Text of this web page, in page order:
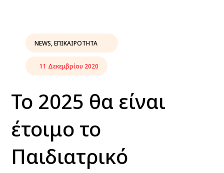
NEWS,ΕΠΙΚΑΙΡΟΤΗΤΑ
11 Δεκεμβρίου 2020
Το 2025 θα είναι
έτοιμο το
Παιδιατρικό